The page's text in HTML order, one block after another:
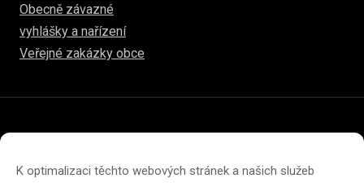
K optimalizaci těchto webových stránek a našich služeb
Obecně závazné
vyhlášky a nařízení
Veřejné zakázky obce
Prohlášení o přístupnosti
Prohlášení o ochraně soukromí